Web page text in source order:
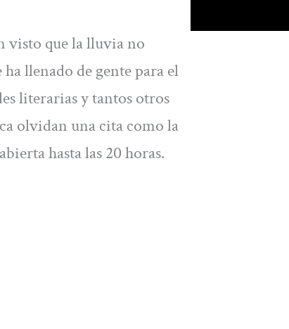
visto que la lluvia no
llenado de gente para el
literarias y tantos otros
olvidan una cita como la
hasta las 20 horas.